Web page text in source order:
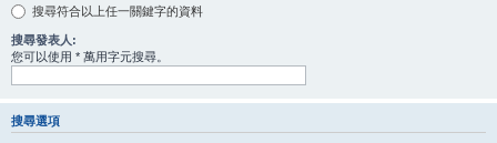
搜尋符合以上任一關鍵字的資料
搜尋發表人:
您可以使用 * 萬用字元搜尋。
搜尋選項